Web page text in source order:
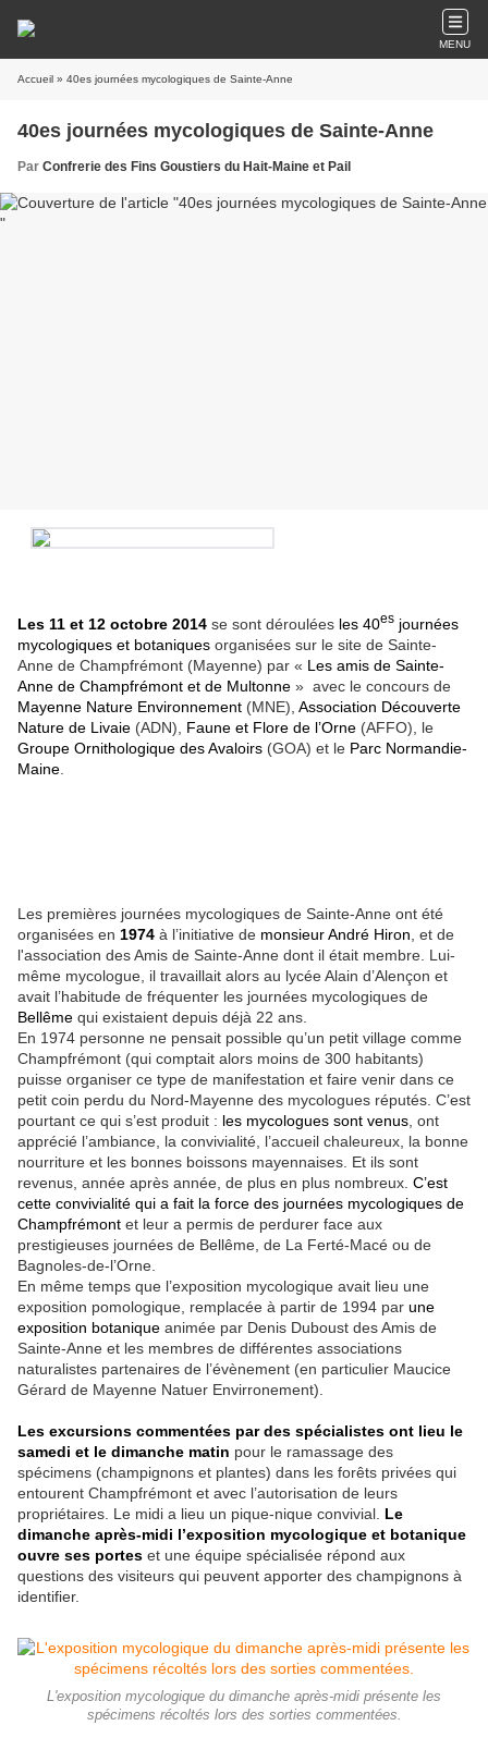
MENU
Accueil » 40es journées mycologiques de Sainte-Anne
40es journées mycologiques de Sainte-Anne
Par Confrerie des Fins Goustiers du Hait-Maine et Pail
Les 11 et 12 octobre 2014 se sont déroulées les 40es journées
mycologiques et botaniques organisées sur le site de Sainte-
Anne de Champfrémont (Mayenne) par « Les amis de Sainte-
Anne de Champfrémont et de Multonne » avec le concours de
Mayenne Nature Environnement (MNE), Association Découverte
Nature de Livaie (ADN), Faune et Flore de l’Orne (AFFO), le
Groupe Ornithologique des Avaloirs (GOA) et le Parc Normandie-
Maine
Les premières journées mycologiques de Sainte-Anne ont été
organisées en 1974 à l’initiative de monsieur André Hiron , et de
l'association des Amis de Sainte-Anne dont il était membre. Lui-
même mycologue, il travaillait alors au lycée Alain d’Alençon et
avait l’habitude de fréquenter les journées mycologiques de
Bellême qui existaient depuis déjà 22 ans.
En 1974 personne ne pensait possible qu’un petit village comme
Champfrémont (qui comptait alors moins de 300 habitants)
puisse organiser ce type de manifestation et faire venir dans ce
petit coin perdu du Nord-Mayenne des mycologues réputés. C’est
pourtant ce qui s’est produit : les mycologues sont venus , ont
apprécié l’ambiance, la convivialité, l’accueil chaleureux, la bonne
nourriture et les bonnes boissons mayennaises. Et ils sont
revenus, année après année, de plus en plus nombreux. C’est
cette convivialité qui a fait la force des journées mycologiques de
Champfrémont et leur a permis de perdurer face aux
prestigieuses journées de Bellême, de La Ferté-Macé ou de
Bagnoles-de-l’Orne.
En même temps que l’exposition mycologique avait lieu une
exposition pomologique, remplacée à partir de 1994 par une
exposition botanique animée par Denis Duboust des Amis de
Sainte-Anne et les membres de différentes associations
naturalistes partenaires de l’évènement (en particulier Maucice
Gérard de Mayenne Natuer Envirronement).
Les excursions commentées par des spécialistes ont lieu le
samedi et le dimanche matin pour le ramassage des
spécimens (champignons et plantes) dans les forêts privées qui
entourent Champfrémont et avec l’autorisation de leurs
propriétaires. Le midi a lieu un pique-nique convivial. Le
dimanche après-midi l’exposition mycologique et botanique
ouvre ses portes et une équipe spécialisée répond aux
questions des visiteurs qui peuvent apporter des champignons à
identifier.
L'exposition mycologique du dimanche après-midi présente les
spécimens récoltés lors des sorties commentées.